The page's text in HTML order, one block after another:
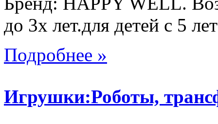
до 3х лет.для детей с 5 лет
Подробнее »
Игрушки:Роботы,